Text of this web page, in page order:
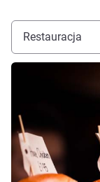
Restauracja
Pokaż szczegóły